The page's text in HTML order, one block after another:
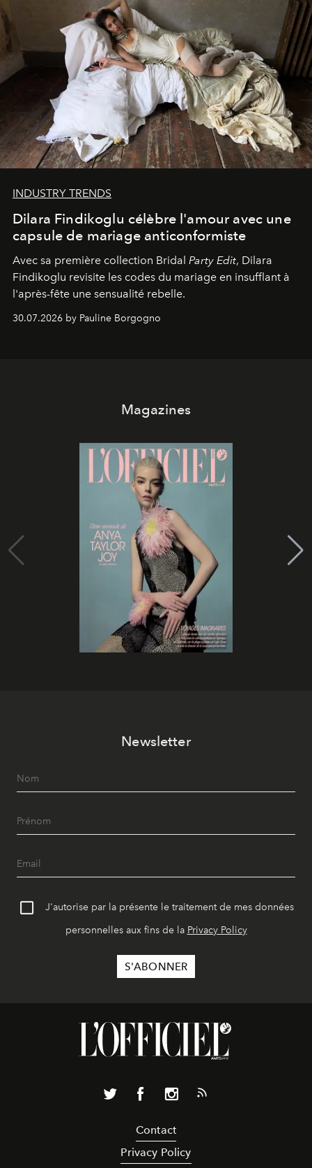
INDUSTRY TRENDS
Dilara Findikoglu célèbre l'amour avec une
capsule de mariage anticonformiste
Avec sa première collection Bridal Party Edit, Dilara
Findikoglu revisite les codes du mariage en insufflant à
l'après-fête une sensualité rebelle.
30.07.2026 by Pauline Borgogno
Magazines
Newsletter
J'autorise par la présente le traitement de mes données
personnelles aux fins de la Privacy Policy
Contact
Privacy Policy